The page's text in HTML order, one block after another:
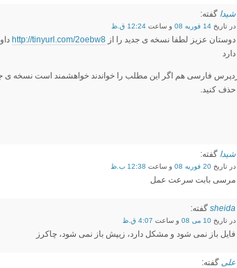
شیدا گفته:
در تاریخ 14 فوریه 08 و ساعت 12:24 ق.ظ
دوستان عزیز لطفا نسخه ی جدید را از http://tinyurl.com/2oebw8
دارد
فارسی هم اگر این مطلب را خواندند خواهشمند است نسخه ی
کنید.
شیدا گفته:
در تاریخ 20 فوریه 08 و ساعت 12:38 ب.ظ
مرسی بابت سرعت عمل
sheida گفته:
در تاریخ 10 می 08 و ساعت 4:07 ق.ظ
فایل باز نمی شود و مشکل دارد، زیپش باز نمی شود، چاکرز
علی گفته: